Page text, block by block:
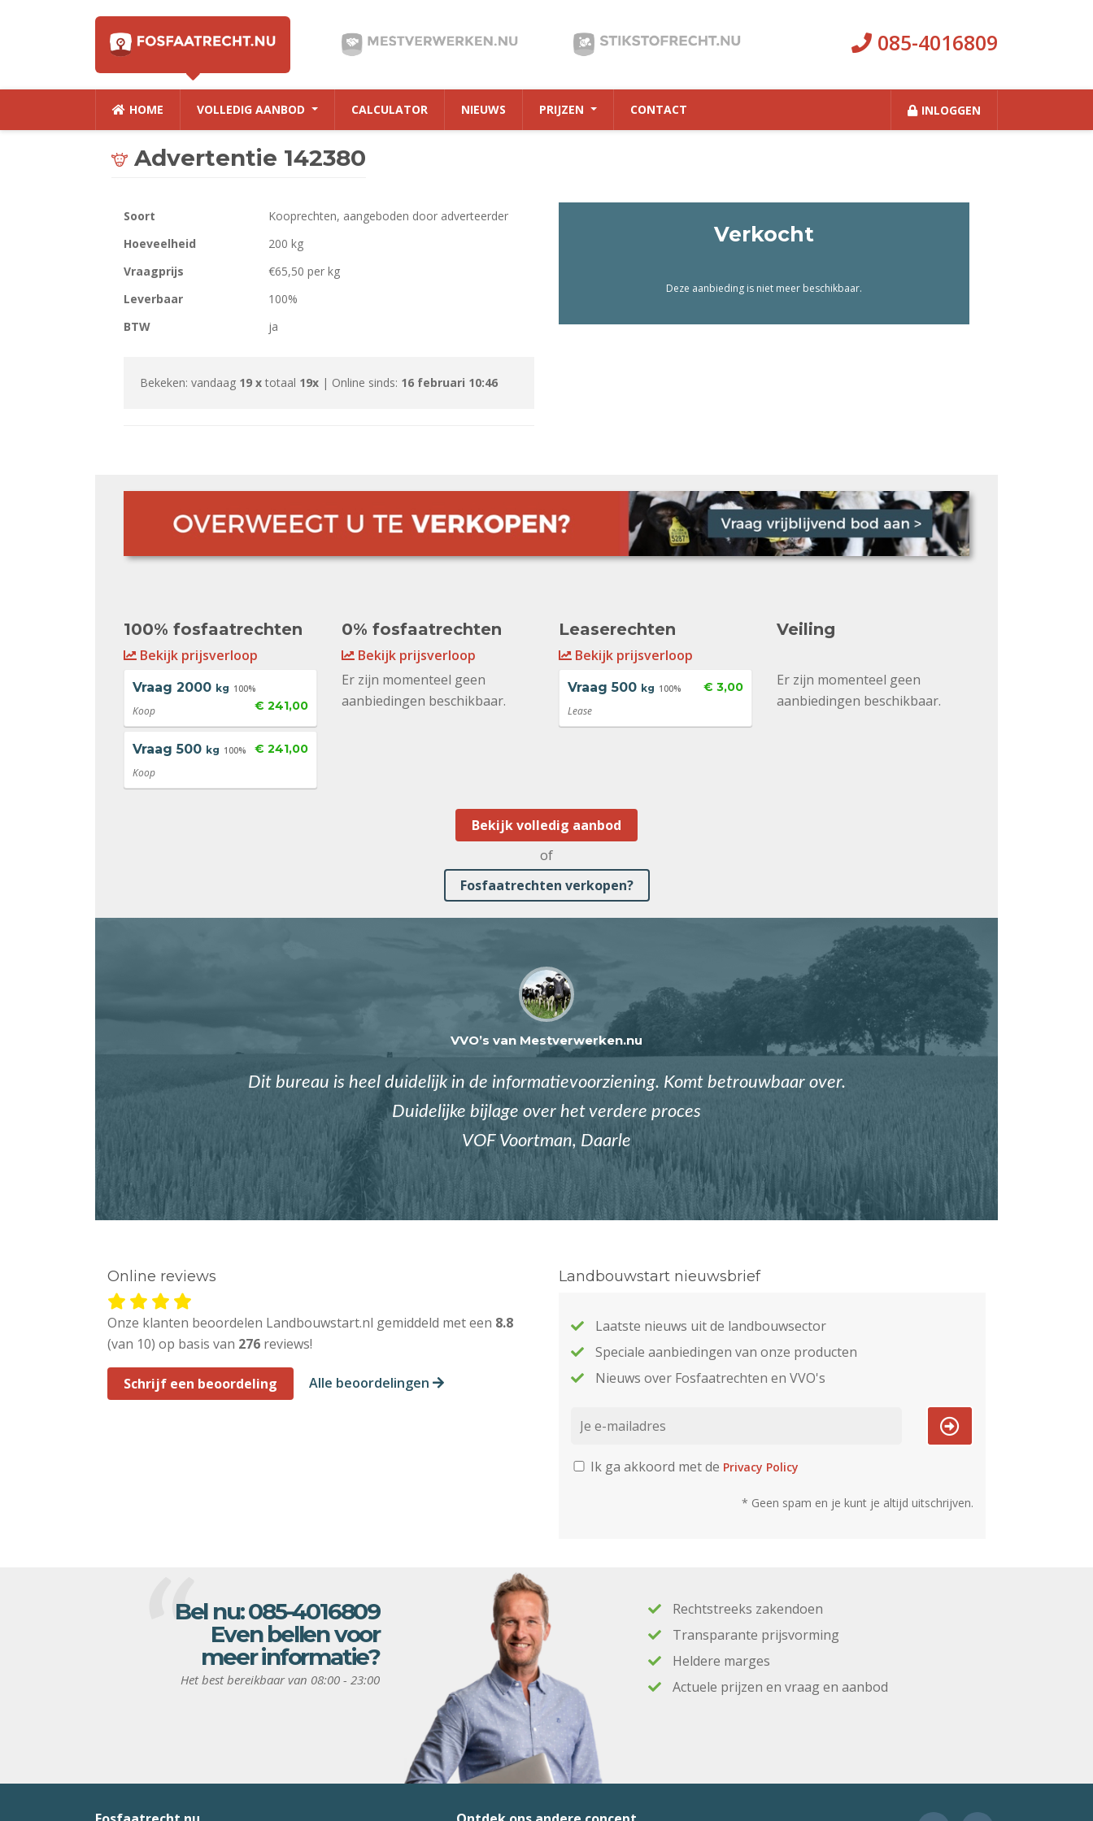
085-4016809
HOME VOLLEDIG AANBOD CALCULATOR NIEUWS PRIJZEN CONTACT INLOGGEN
Advertentie 142380
Soort
Kooprechten, aangeboden door adverteerder
Hoeveelheid
200 kg
Vraagprijs
€65,50 per kg
Leverbaar
100%
BTW
ja
Bekeken: vandaag 19 x totaal 19x | Online sinds: 16 februari 10:46
Verkocht
Deze aanbieding is niet meer beschikbaar.
100% fosfaatrechten
Bekijk prijsverloop
Vraag 2000 kg 100%
€ 241,00
Koop
Vraag 500 kg 100% € 241,00
Koop
0% fosfaatrechten
Bekijk prijsverloop
Er zijn momenteel geen
aanbiedingen beschikbaar.
Leaserechten
Bekijk prijsverloop
Vraag 500 kg 100% € 3,00
Lease
Veiling
Er zijn momenteel geen
aanbiedingen beschikbaar.
Bekijk volledig aanbod
of
Fosfaatrechten verkopen?
VVO’s van Mestverwerken.nu
Dit bureau is heel duidelijk in de informatievoorziening. Komt betrouwbaar over.
Duidelijke bijlage over het verdere proces
VOF Voortman, Daarle
Online reviews
Onze klanten beoordelen Landbouwstart.nl gemiddeld met een 8.8
(van 10) op basis van 276 reviews!
Schrijf een beoordeling Alle beoordelingen
Landbouwstart nieuwsbrief
Laatste nieuws uit de landbouwsector
Speciale aanbiedingen van onze producten
Nieuws over Fosfaatrechten en VVO's
Ik ga akkoord met de Privacy Policy
* Geen spam en je kunt je altijd uitschrijven.
Bel nu:085-4016809
Even bellen voor
meer informatie?
Het best bereikbaar van 08:00 - 23:00
Rechtstreeks zakendoen
Transparante prijsvorming
Heldere marges
Actuele prijzen en vraag en aanbod